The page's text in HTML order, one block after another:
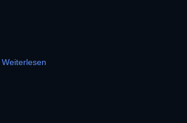
Weiterlesen